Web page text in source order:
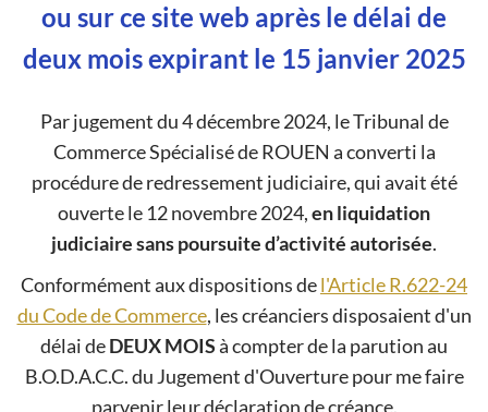
ou sur ce site web après le délai de
deux mois expirant le 15 janvier 2025
Par jugement du 4 décembre 2024, le Tribunal de
Commerce Spécialisé de ROUEN a converti la
procédure de redressement judiciaire, qui avait été
ouverte le 12 novembre 2024,en liquidation
judiciaire sans poursuite d’activité autorisée.
Conformément aux dispositions del'Article R.622-24
du Code de Commerce, les créanciers disposaient d'un
délai deDEUX MOISà compter de la parution au
B.O.D.A.C.C. du Jugement d'Ouverture pour me faire
parvenir leur déclaration de créance.